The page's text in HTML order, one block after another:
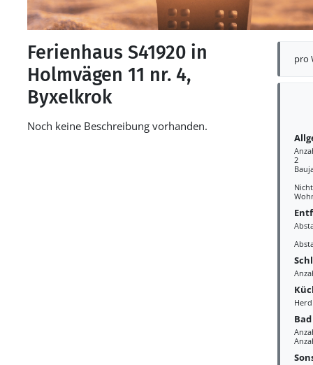
pro
2
Herd
Bad
Ferienhaus S41920 in
Holmvägen 11 nr. 4,
Byxelkrok
Noch keine Beschreibung vorhanden.